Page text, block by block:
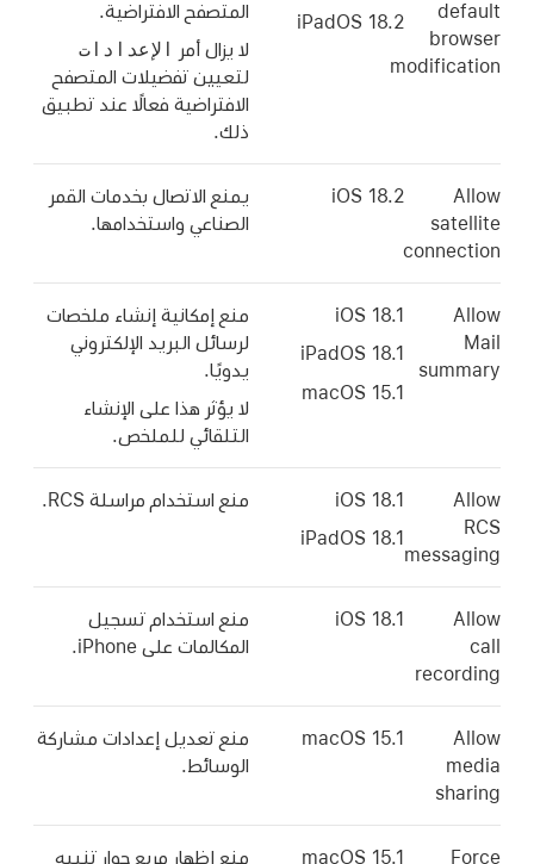
default
browser
modification
iPadOS 18.2
المتصفح الافتراضية.
لا يزال أمر الإعدادات
لتعيين تفضيلات المتصفح
الافتراضية فعالًا عند تطبيق
ذلك.
Allow
satellite
connection
iOS 18.2
يمنع الاتصال بخدمات القمر
الصناعي واستخدامها.
Allow
Mail
summary
iOS 18.1
iPadOS 18.1
macOS 15.1
منع إمكانية إنشاء ملخصات
لرسائل البريد الإلكتروني
يدويًا.
لا يؤثر هذا على الإنشاء
التلقائي للملخص.
Allow
RCS
messaging
iOS 18.1
iPadOS 18.1
منع استخدام مراسلة RCS.
Allow
call
recording
iOS 18.1
منع استخدام تسجيل
المكالمات على iPhone.
Allow
media
sharing
macOS 15.1
منع تعديل إعدادات مشاركة
الوسائط.
Force
macOS 15.1 منع إظهار مربع حوار تنبيه